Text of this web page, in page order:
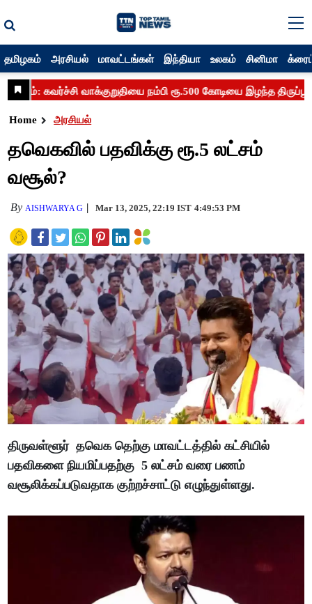
தமிழகம் அரசியல் மாவட்டங்கள் இந்தியா உலகம் சினிமா
Home அரசியல்
தவெகவில் பதவிக்கு ரூ.5 லட்சம்
வசூல்?
By AISHWARYA G Mar 13, 2025, 22:19 IST 4:49:53 PM
திருவள்ளூர் தவெக தெற்கு மாவட்டத்தில் கட்சியில்
பதவிகளை நியமிப்பதற்கு 5 லட்சம் வரை பணம்
வசூலிக்கப்படுவதாக குற்றச்சாட்டு எழுந்துள்ளது.